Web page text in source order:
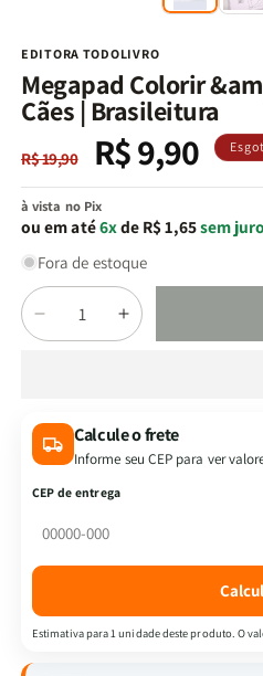
EDITORA TODOLIVRO
Megapad Colorir
Cães | Brasileitura
Preço
normal
R$ 19,90
Preço
promocional
R$ 9,90
à vista no Pix
ou em até6xde R$ 1,65sem
Fora de estoque
Quantidade
Diminuir
a
Colorir
&amp;
Atividades
Cães
Aumentar
a
Colorir
&amp;
Calcule o frete
Informe seu CEP para ver
CEP de entrega
Estimativa para 1 unidade deste produto. O